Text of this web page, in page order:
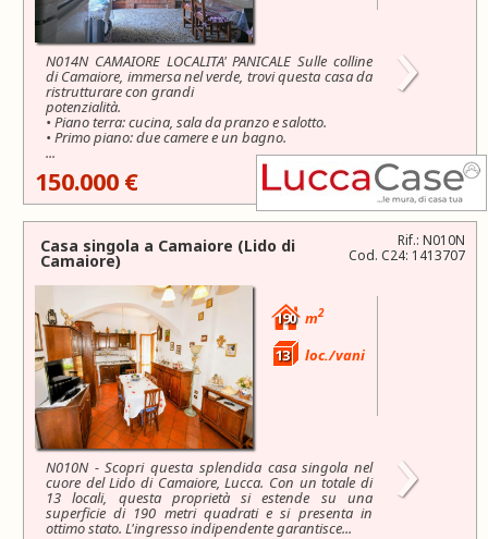
N014N CAMAIORE LOCALITA' PANICALE Sulle colline
di Camaiore, immersa nel verde, trovi questa casa da
ristrutturare con grandi
potenzialità.
• Piano terra: cucina, sala da pranzo e salotto.
• Primo piano: due camere e un bagno.
...
›
150.000 €
Rif.: N010N
Cod. C24: 1413707
Casa singola a Camaiore (Lido di
Camaiore)
190 m2
13 loc./vani
N010N - Scopri questa splendida casa singola nel
cuore del Lido di Camaiore, Lucca. Con un totale di
13 locali, questa proprietà si estende su una
superficie di 190 metri quadrati e si presenta in
ottimo stato. L'ingresso indipendente garantisce...
›